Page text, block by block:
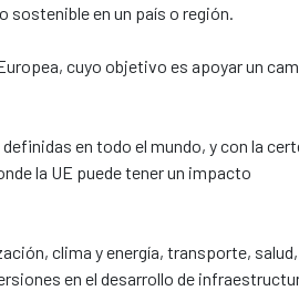
en un país o región.
cuyo objetivo es apoyar un
en todo el mundo, y con la
la UE puede tener un impacto
clima y energía, transporte, salud,
en el desarrollo de